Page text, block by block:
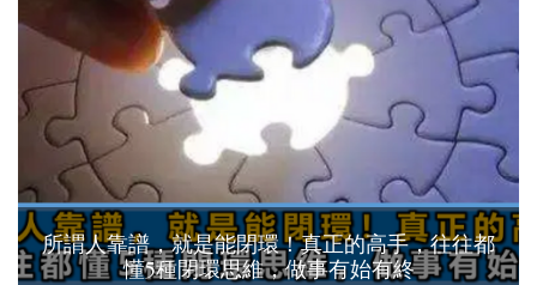
所謂人靠譜，就是能閉環！真正的高手，往往都
懂5種閉環思維，做事有始有終